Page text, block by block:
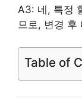
A3: 네, 특정
므로, 변경 후
Table of